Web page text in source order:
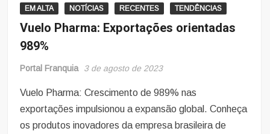
EM ALTA NOTÍCIAS RECENTES TENDÊNCIAS
Vuelo Pharma: Exportações orientadas
989%
Portal Franquia 3 de agosto de 2023
Vuelo Pharma: Crescimento de 989% nas
exportações impulsionou a expansão global. Conheça
os produtos inovadores da empresa brasileira de